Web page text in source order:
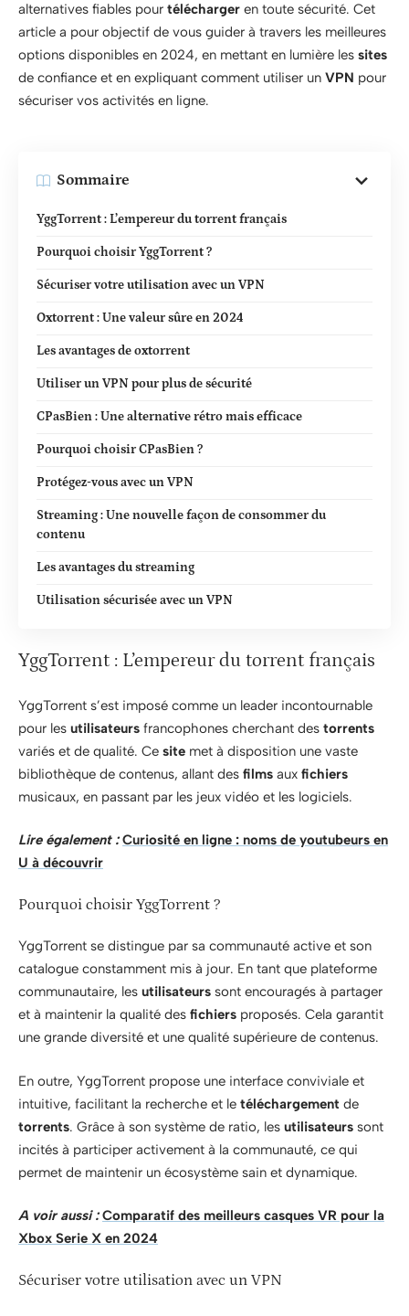
alternatives fiables pour télécharger en toute sécurité. Cet
article a pour objectif de vous guider à travers les meilleures
options disponibles en 2024, en mettant en lumière les sites
de confiance et en expliquant comment utiliser un VPN pour
sécuriser vos activités en ligne.
Sommaire
YggTorrent : L’empereur du torrent français
Pourquoi choisir YggTorrent ?
Sécuriser votre utilisation avec un VPN
Oxtorrent : Une valeur sûre en 2024
Les avantages de oxtorrent
Utiliser un VPN pour plus de sécurité
CPasBien : Une alternative rétro mais efficace
Pourquoi choisir CPasBien ?
Protégez-vous avec un VPN
Streaming : Une nouvelle façon de consommer du
contenu
Les avantages du streaming
Utilisation sécurisée avec un VPN
YggTorrent : L’empereur du torrent français
YggTorrent s’est imposé comme un leader incontournable
pour les utilisateurs francophones cherchant des torrents
variés et de qualité. Ce site met à disposition une vaste
bibliothèque de contenus, allant des films aux fichiers
musicaux, en passant par les jeux vidéo et les logiciels.
Lire également : Curiosité en ligne : noms de youtubeurs en
U à découvrir
Pourquoi choisir YggTorrent ?
YggTorrent se distingue par sa communauté active et son
catalogue constamment mis à jour. En tant que plateforme
communautaire, les utilisateurs sont encouragés à partager
et à maintenir la qualité des fichiers proposés. Cela garantit
une grande diversité et une qualité supérieure de contenus.
En outre, YggTorrent propose une interface conviviale et
intuitive, facilitant la recherche et le téléchargement de
torrents. Grâce à son système de ratio, les utilisateurs sont
incités à participer activement à la communauté, ce qui
permet de maintenir un écosystème sain et dynamique.
A voir aussi : Comparatif des meilleurs casques VR pour la
Xbox Serie X en 2024
Sécuriser votre utilisation avec un VPN